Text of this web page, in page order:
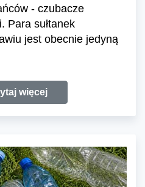
- czubacze
Para sułtanek
jest obecnie jedyną
więcej